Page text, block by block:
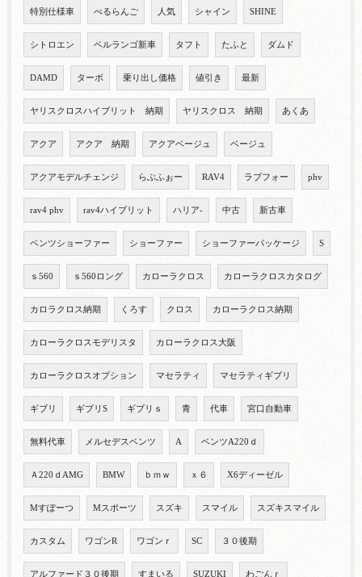
特別仕様車 べるらんご 人気 シャイン SHINE
シトロエン ベルランゴ新車 タフト たふと ダムド
DAMD ターボ 乗り出し価格 値引き 最新
ヤリスクロスハイブリット 納期 ヤリスクロス 納期 あくあ
アクア アクア 納期 アクアベージュ ベージュ
アクアモデルチェンジ らぶふぉー RAV4 ラブフォー phv
rav4 phv rav4ハイブリット ハリア- 中古 新古車
ベンツショーファー ショーファー ショーファーパッケージ S
ｓ560 ｓ560ロング カローラクロス カローラクロスカタログ
カロラクロス納期 くろす クロス カローラクロス納期
カローラクロスモデリスタ カローラクロス大阪
カローラクロスオプション マセラティ マセラティギブリ
ギブリ ギブリS ギブリｓ 青 代車 宮口自動車
無料代車 メルセデスベンツ A ベンツA220ｄ
Ａ220ｄAMG BMW ｂｍｗ ｘ６ X6ディーゼル
Mすぽーつ Mスポーツ スズキ スマイル スズキスマイル
カスタム ワゴンR ワゴンｒ SC ３０後期
アルファード３０後期 すまいる SUZUKI わごんｒ